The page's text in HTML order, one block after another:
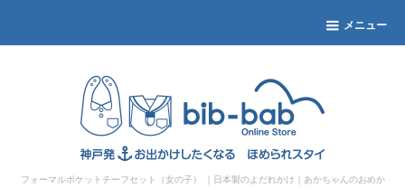
メニュー
フォーマルポケットチーフセット（女の子）
｜日本製のよだれかけ｜あかちゃんのおめか